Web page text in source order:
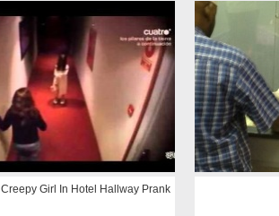
Creepy Girl In Hotel Hallway Prank